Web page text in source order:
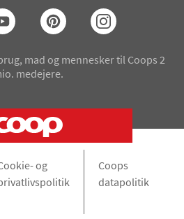
mad og mennesker til Coops 2
medejere.
og
Coops
datapolitik